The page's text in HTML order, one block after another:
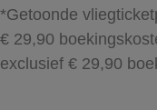
*Getoonde
€ 29,90
exclusief € 29,90